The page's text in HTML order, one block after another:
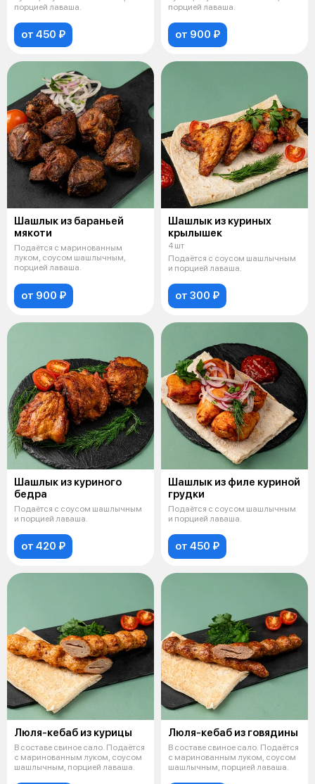
порцией лаваша.
от 450 ₽
порцией лаваша.
от 900 ₽
Шашлык из бараньей
мякоти
Подаётся с маринованным
луком, соусом шашлычным,
порцией лаваша.
от 900 ₽
Шашлык из куриных
крылышек
4 шт
Подаётся с соусом шашлычным
и порцией лаваша.
от 300 ₽
Шашлык из куриного
бедра
Подаётся с соусом шашлычным
и порцией лаваша.
от 420 ₽
Шашлык из филе куриной
грудки
Подаётся с соусом шашлычным
и порцией лаваша.
от 450 ₽
Люля-кебаб из курицы
В составе свиное сало. Подаётся
с маринованным луком, соусом
шашлычным, порцией лаваша.
Люля-кебаб из говядины
В составе свиное сало. Подаётся
с маринованным луком, соусом
шашлычным, порцией лаваша.